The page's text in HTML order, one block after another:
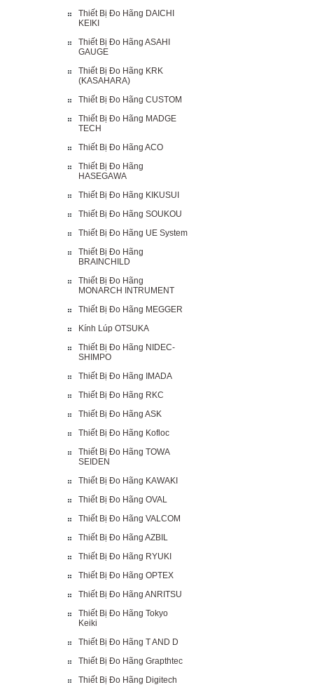
Thiết Bị Đo Hãng DAICHI
KEIKI
Thiết Bị Đo Hãng ASAHI
GAUGE
Thiết Bị Đo Hãng KRK
(KASAHARA)
Thiết Bị Đo Hãng CUSTOM
Thiết Bị Đo Hãng MADGE
TECH
Thiết Bị Đo Hãng ACO
Thiết Bị Đo Hãng
HASEGAWA
Thiết Bị Đo Hãng KIKUSUI
Thiết Bị Đo Hãng SOUKOU
Thiết Bị Đo Hãng UE System
Thiết Bị Đo Hãng
BRAINCHILD
Thiết Bị Đo Hãng
MONARCH INTRUMENT
Thiết Bị Đo Hãng MEGGER
Kính Lúp OTSUKA
Thiết Bị Đo Hãng NIDEC-
SHIMPO
Thiết Bị Đo Hãng IMADA
Thiết Bị Đo Hãng RKC
Thiết Bị Đo Hãng ASK
Thiết Bị Đo Hãng Kofloc
Thiết Bị Đo Hãng TOWA
SEIDEN
Thiết Bị Đo Hãng KAWAKI
Thiết Bị Đo Hãng OVAL
Thiết Bị Đo Hãng VALCOM
Thiết Bị Đo Hãng AZBIL
Thiết Bị Đo Hãng RYUKI
Thiết Bị Đo Hãng OPTEX
Thiết Bị Đo Hãng ANRITSU
Thiết Bị Đo Hãng Tokyo
Keiki
Thiết Bị Đo Hãng T AND D
Thiết Bị Đo Hãng Grapthtec
Thiết Bị Đo Hãng Digitech